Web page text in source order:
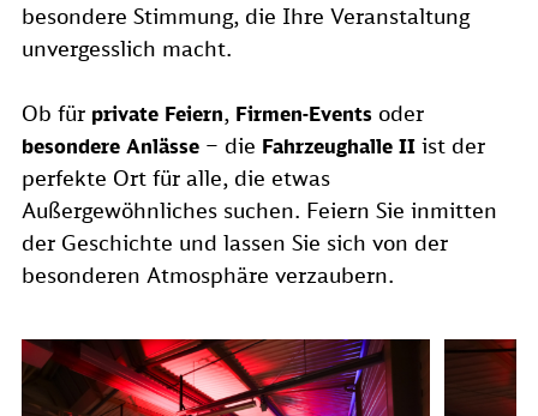
besondere Stimmung, die Ihre Veranstaltung
unvergesslich macht.
Ob für private Feiern, Firmen-Events oder
besondere Anlässe – die Fahrzeughalle II ist der
perfekte Ort für alle, die etwas
Außergewöhnliches suchen. Feiern Sie inmitten
der Geschichte und lassen Sie sich von der
besonderen Atmosphäre verzaubern.